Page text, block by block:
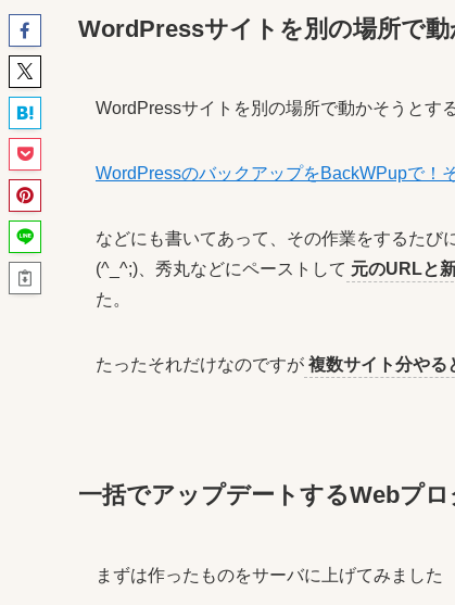
WordPressサイトを別の場所で
WordPressサイトを別の場所で動かそうとす
WordPressのバックアップをBackWPupで！
などにも書いてあって、その作業をするた
(^_^;)、秀丸などにペーストして 元のURLと
た。
たったそれだけなのですが 複数サイト分やる
一括でアップデートするWebプ
まずは作ったものをサーバに上げてみました